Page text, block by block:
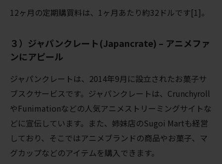
12ヶ月の定期購買料は、1ヶ月あたり約32ドルです[1]。
３）ジャパンクレート(Japancrate) – アニメファ
ンにアピール
ジャパンクレートは、2014年9月に設立されたお菓子サ
ブスクサービスです。ジャパンクレートは、Crunchyroll
やFunimationなどの人気アニメストリーミングサイトな
どに宣伝しています。また、姉妹店のSugoi Martも経営
しており、そこではアニメブランドの商品やお菓子、マ
グカップなどのアイテムを購入できます。